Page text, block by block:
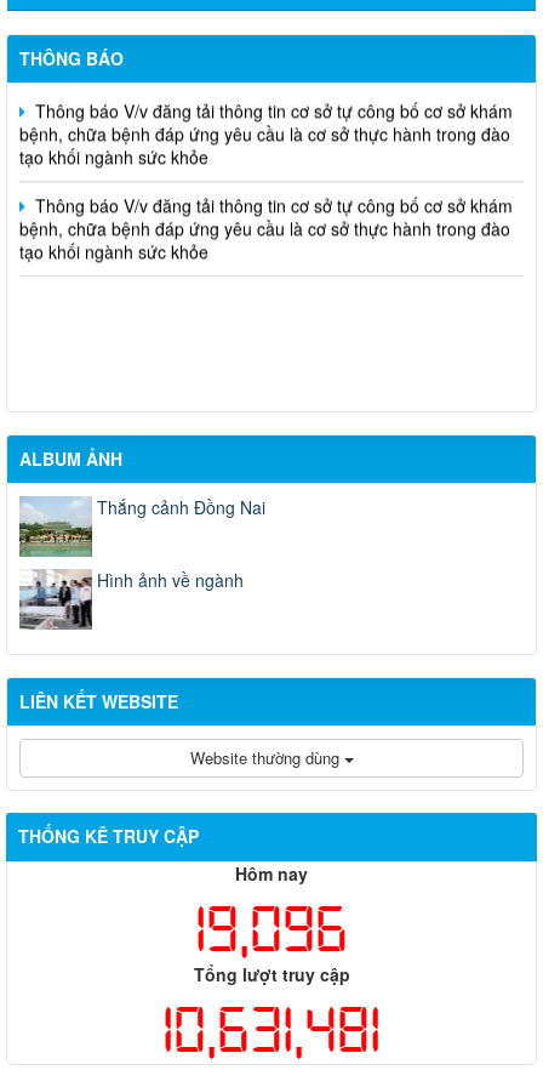
THÔNG BÁO
bệnh, chữa bệnh đáp ứng yêu cầu là cơ sở thực hành trong đào
tạo khối ngành sức khỏe
Thông báo V/v đăng tải thông tin cơ sở tự công bố cơ sở khám
bệnh, chữa bệnh đáp ứng yêu cầu là cơ sở thực hành trong đào
tạo khối ngành sức khỏe
Thông báo V/v đăng tải thông tin cơ sở tự công bố cơ sở khám
bệnh, chữa bệnh đáp ứng yêu cầu là cơ sở thực hành trong đào
tạo khối ngành sức khỏe
ALBUM ẢNH
Thắng cảnh Đồng Nai
Hình ảnh về ngành
LIÊN KẾT WEBSITE
Website thường dùng
THỐNG KÊ TRUY CẬP
Hôm nay
19,096
Tổng lượt truy cập
10,631,481